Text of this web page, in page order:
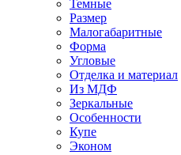
Темные
Размер
Малогабаритные
Форма
Угловые
Отделка и материал
Из МДФ
Зеркальные
Особенности
Купе
Эконом